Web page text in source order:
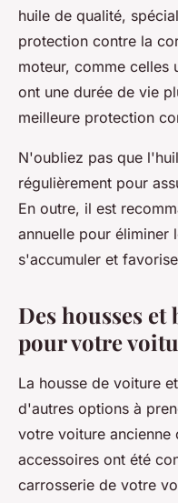
huile de qualité,
protection contre la
moteur, comme celles
ont une durée de vie
meilleure protection
N'oubliez pas que
régulièrement pour
En outre, il est
annuelle pour éliminer
s'accumuler et
Des housses
pour votre
La housse de voiture
d'autres options à
votre voiture
accessoires ont été
carrosserie de votre